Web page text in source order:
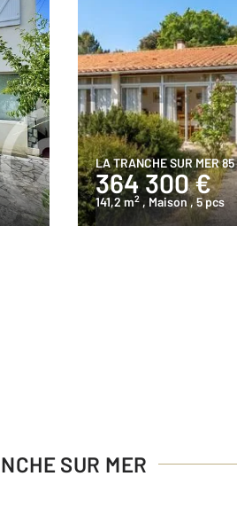
LA TRANCHE SUR MER 85
364 300 €
141,2 m2 , Maison, 5 pcs
SUR MER